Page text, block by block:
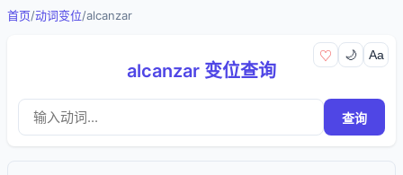
首页/动词变位/alcanzar
♡ 🌙 Aa
alcanzar 变位查询
查询